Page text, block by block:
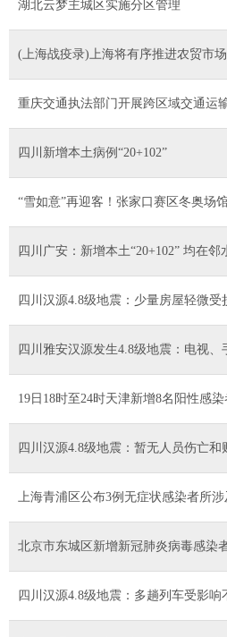
湖北云梦主城区实施分区管理
(上海战疫录)上海将有序推进农贸市
重庆交通执法部门开展跨区域交通运
四川新增本土病例“20+102”
“雪如意”再迎客！张家口赛区冬奥场
四川广安：新增本土“20+102” 均在邻
四川汉源4.8级地震：少量房屋轻微
四川雅安汉源发生4.8级地震：电视
19日18时至24时天津新增8名阳性感染
四川汉源4.8级地震：暂无人员伤亡和
上海青浦区公布3例无症状感染者所
北京市东城区新增新冠肺炎病毒感染
四川汉源4.8级地震：多趟列车受影响